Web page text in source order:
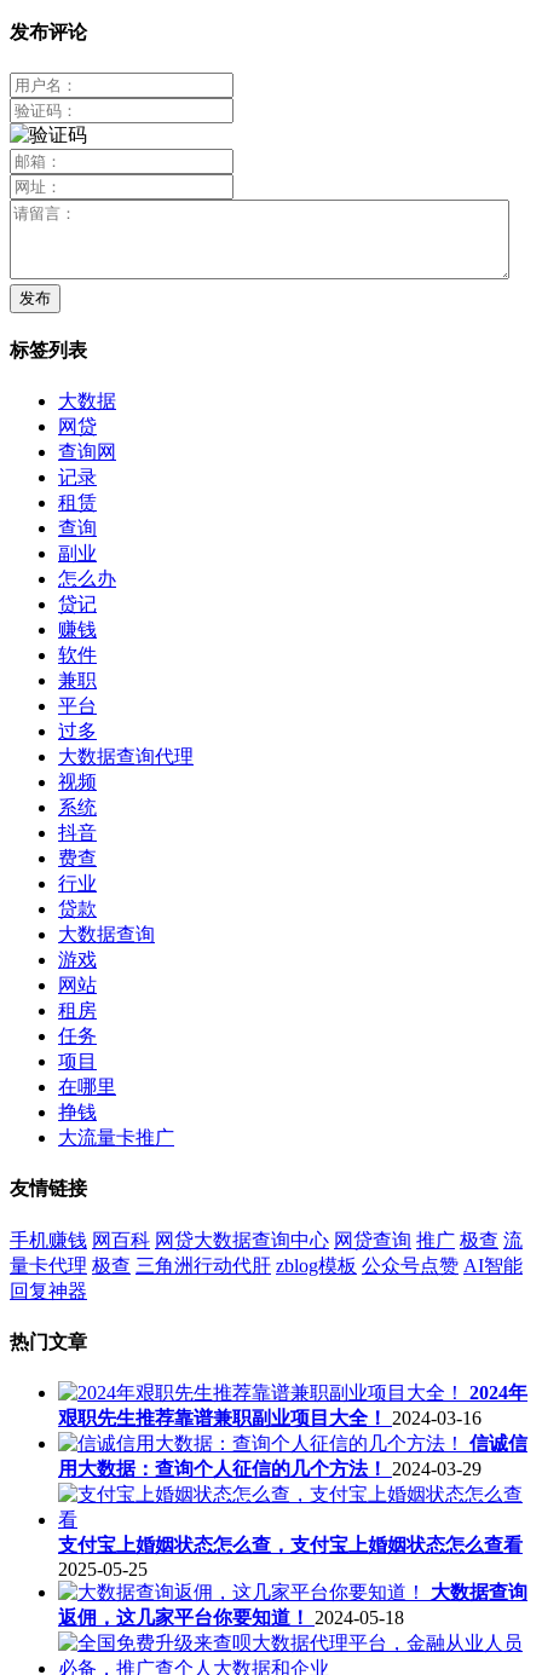
发布评论
标签列表
大数据
网贷
查询网
记录
租赁
查询
副业
怎么办
贷记
赚钱
软件
兼职
平台
过多
大数据查询代理
视频
系统
抖音
费查
行业
贷款
大数据查询
游戏
网站
租房
任务
项目
在哪里
挣钱
大流量卡推广
友情链接
手机赚钱 网百科 网贷大数据查询中心 网贷查询 推广 极查 流
量卡代理 极查 三角洲行动代肝 zblog模板 公众号点赞 AI智能
回复神器
热门文章
2024年
艰职先生推荐靠谱兼职副业项目大全！
2024-03-16
信诚信
用大数据：查询个人征信的几个方法！
2024-03-29
支付宝上婚姻状态怎么查，支付宝上婚姻状态怎么查看
2025-05-25
大数据查询
返佣，这几家平台你要知道！
2024-05-18